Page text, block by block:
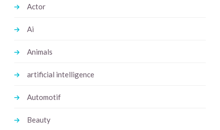
Actor
Ai
Animals
artificial intelligence
Automotif
Beauty